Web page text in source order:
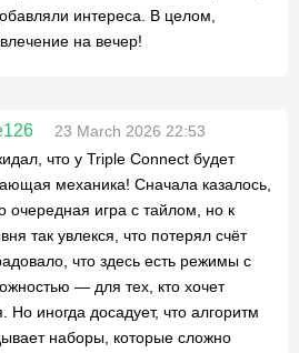
интереса. В целом,
на вечер!
23 March 2026 22:53
что у Triple Connect будет
механика! Сначала казалось,
очередная игра с тайлом, но к
так увлекся, что потерял счёт
что здесь есть режимы с
— для тех, кто хочет
Но иногда досадует, что алгоритм
наборы, которые сложно